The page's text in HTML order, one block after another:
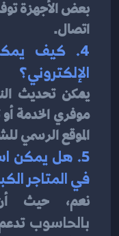
اتصال.
الإلكتروني؟
الموقع الرسمي
في المتاجر
نعم، حيث
بالحاسوب